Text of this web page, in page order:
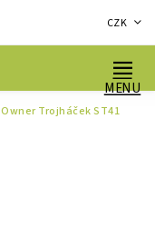
CZK
Owner Trojháček ST41